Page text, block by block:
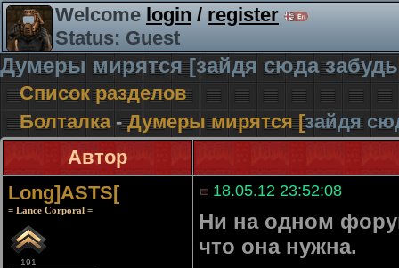
Welcome login/register
Status: Guest
Думеры мирятся [зайдя сюда
Список разделов
Болталка-Думеры мирятся [зайдя
Автор
Long]ASTS[
= Lance Corporal =
191
18.05.12 23:52:08
Ни на одном
что она нужна.